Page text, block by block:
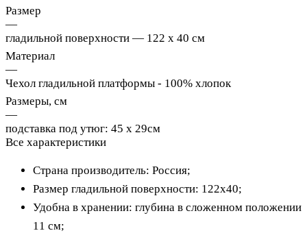
Размер
—
гладильной поверхности — 122 х 40 см
Материал
—
Чехол гладильной платформы - 100% хлопок
Размеры, см
—
подставка под утюг: 45 х 29см
Все характеристики
Страна производитель: Россия;
Размер гладильной поверхности: 122x40;
Удобна в хранении: глубина в сложенном положении
11 см;